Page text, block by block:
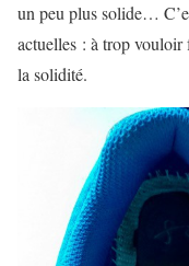
un peu plus solide…
actuelles : à trop
la solidité.